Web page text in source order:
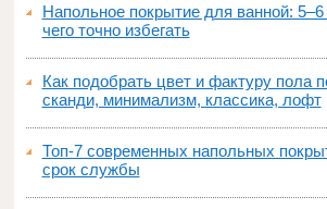
Напольное покрытие для ванной: 5–6
чего точно избегать
Как подобрать цвет и фактуру пола
сканди, минимализм, классика, лофт
Топ‑7 современных напольных
срок службы